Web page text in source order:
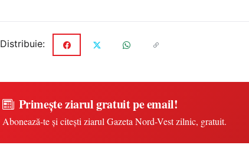
Distribuie:
Primește ziarul gratuit pe email!
Abonează-te și citești ziarul Gazeta Nord-Vest zilnic, gratuit.